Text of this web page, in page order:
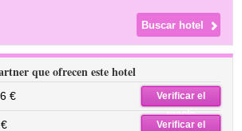
que ofrecen este hotel
€
Verificar el
precio
Verificar el